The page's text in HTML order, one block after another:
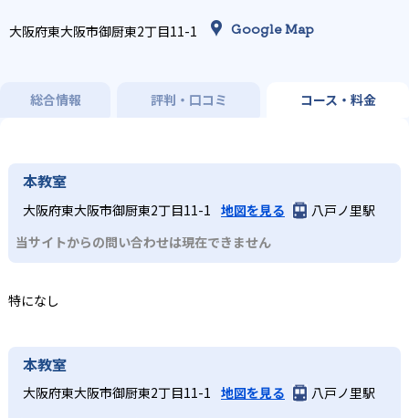
大阪府東大阪市御厨東2丁目11-1 Google Map
総合情報 評判・口コミ コース・料金
本教室
大阪府東大阪市御厨東2丁目11-1 地図を見る
八戸ノ里駅
当サイトからの問い合わせは現在できません
特になし
本教室
大阪府東大阪市御厨東2丁目11-1 地図を見る
八戸ノ里駅